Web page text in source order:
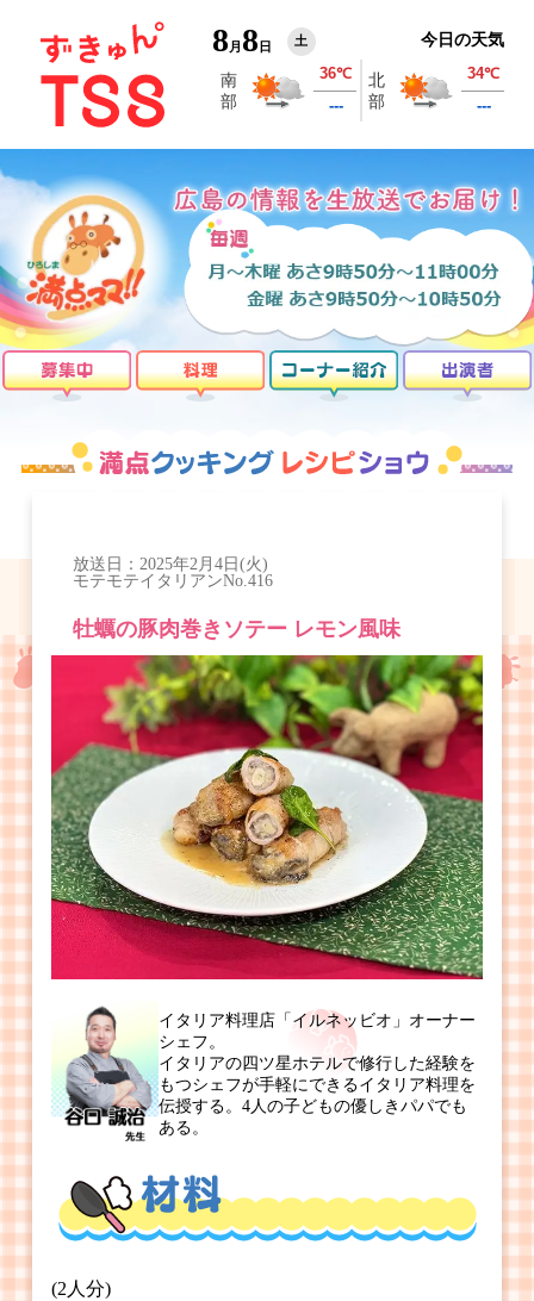
8 月 8 日 土 今日の天気
放送日： 2025年2月4日(火)
モテモテイタリアンNo.416
牡蠣の豚肉巻きソテー レモン風味
イタリア料理店「イルネッビオ」オーナー
シェフ。
イタリアの四ツ星ホテルで修行した経験を
もつシェフが手軽にできるイタリア料理を
伝授する。4人の子どもの優しきパパでも
ある。
(2人分)